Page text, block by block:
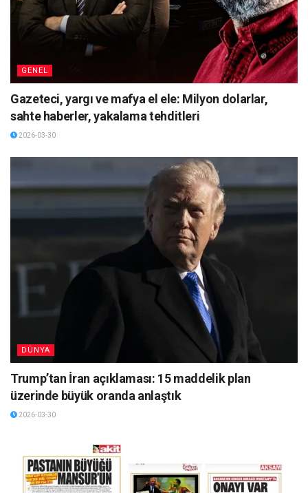
GENEL
Gazeteci, yargı ve mafya el ele: Milyon dolarlar,
sahte haberler, yakalama tehditleri
2026-03-30
DÜNYA
Trump’tan İran açıklaması: 15 maddelik plan
üzerinde büyük oranda anlaştık
2026-03-30